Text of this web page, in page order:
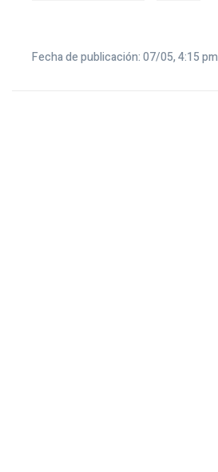
Fecha de publicación: 07/05, 4:15 pm